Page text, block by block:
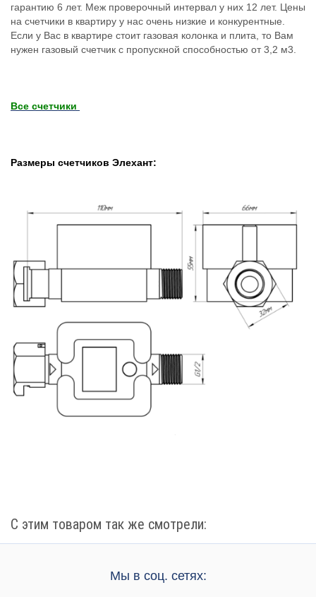
гарантию 6 лет. Меж проверочный интервал у них 12 лет. Цены
на счетчики в квартиру у нас очень низкие и конкурентные.
Если у Вас в квартире стоит газовая колонка и плита, то Вам
нужен газовый счетчик с пропускной способностью от 3,2 м3.
Все счетчики
Размеры счетчиков Элехант:
С этим товаром так же смотрели:
Мы в соц. сетях: